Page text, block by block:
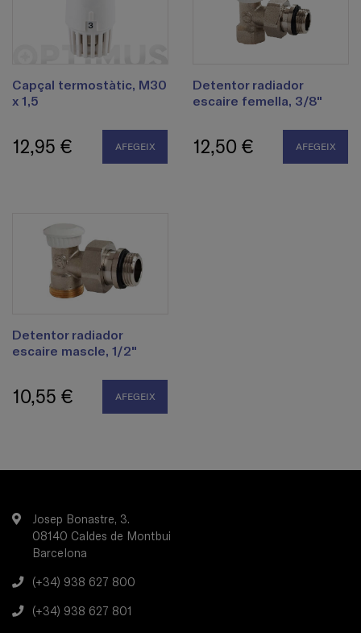
Capçal termostàtic, M30
x 1,5
12,95 € AFEGEIX
Detentor radiador
escaire femella, 3/8"
12,50 € AFEGEIX
Detentor radiador
escaire mascle, 1/2"
10,55 € AFEGEIX
Josep Bonastre, 3.
08140 Caldes de Montbui
Barcelona
(+34) 938 627 800
(+34) 938 627 801